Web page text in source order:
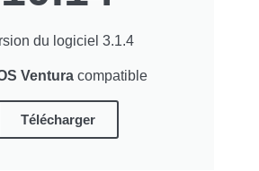
du logiciel 3.1.4
Ventura compatible
Télécharger